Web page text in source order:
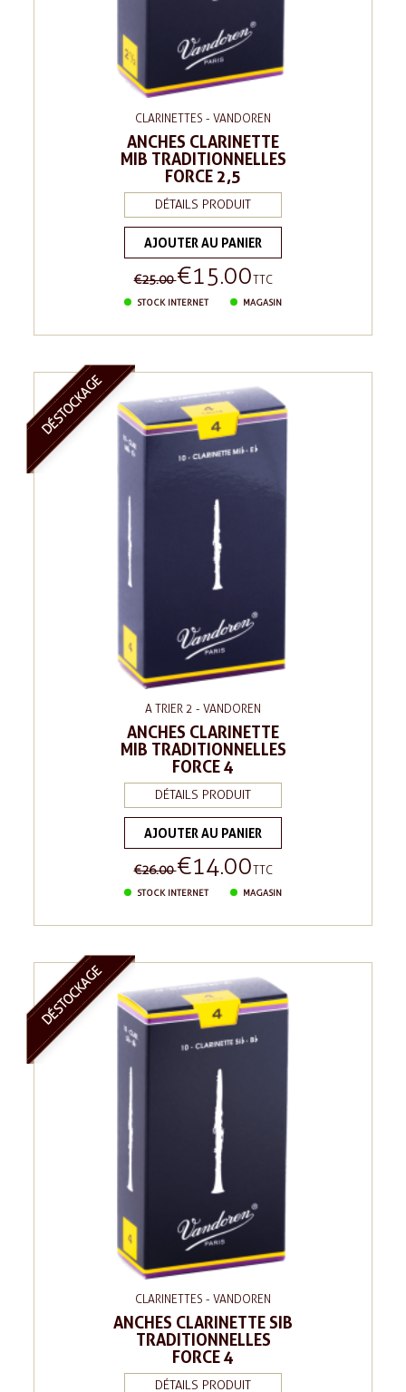
CLARINETTES - VANDOREN
ANCHES CLARINETTE
MIB TRADITIONNELLES
FORCE 2,5
DÉTAILS PRODUIT
AJOUTER AU PANIER
Regular
€25.00Price
€15.00TTC
STOCK INTERNET MAGASIN
DÉSTOCKAGE
A TRIER 2 - VANDOREN
ANCHES CLARINETTE
MIB TRADITIONNELLES
FORCE 4
DÉTAILS PRODUIT
AJOUTER AU PANIER
Regular
€26.00Price
€14.00TTC
STOCK INTERNET MAGASIN
DÉSTOCKAGE
CLARINETTES - VANDOREN
ANCHES CLARINETTE SIB
TRADITIONNELLES
FORCE 4
DÉTAILS PRODUIT